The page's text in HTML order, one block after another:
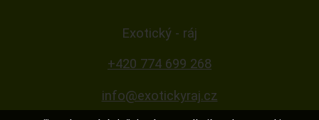
Exotický - ráj
+420 774 699 268
info@exotickyraj.cz